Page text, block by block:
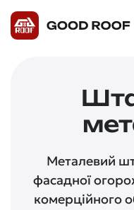
Металевий
фасадної
комерційного